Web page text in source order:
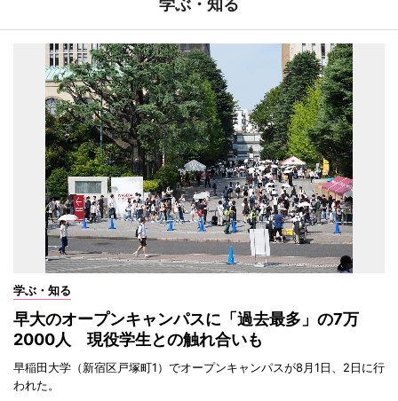
学ぶ・知る
学ぶ・知る
早大のオープンキャンパスに「過去最多」の7万
2000人 現役学生との触れ合いも
早稲田大学（新宿区戸塚町1）でオープンキャンパスが8月1日、2日に行
われた。